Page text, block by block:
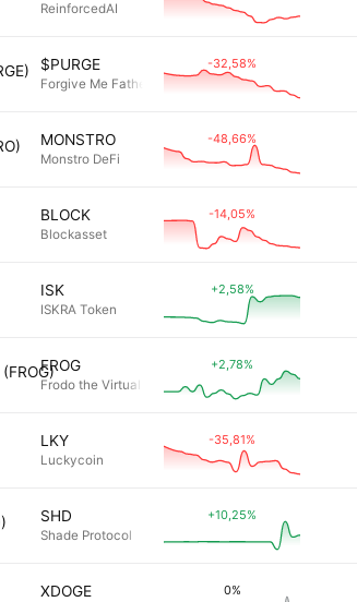
ReinforcedAI
$PURGE
Forgive Me Father
-32,58%
MONSTRO
Monstro DeFi
-48,66%
BLOCK
Blockasset
-14,05%
ISKRA Token
+2,58%
FROG
Frodo the Virtual Samurai
+2,78%
Luckycoin
-35,81%
Shade Protocol
+10,25%
XDOGE